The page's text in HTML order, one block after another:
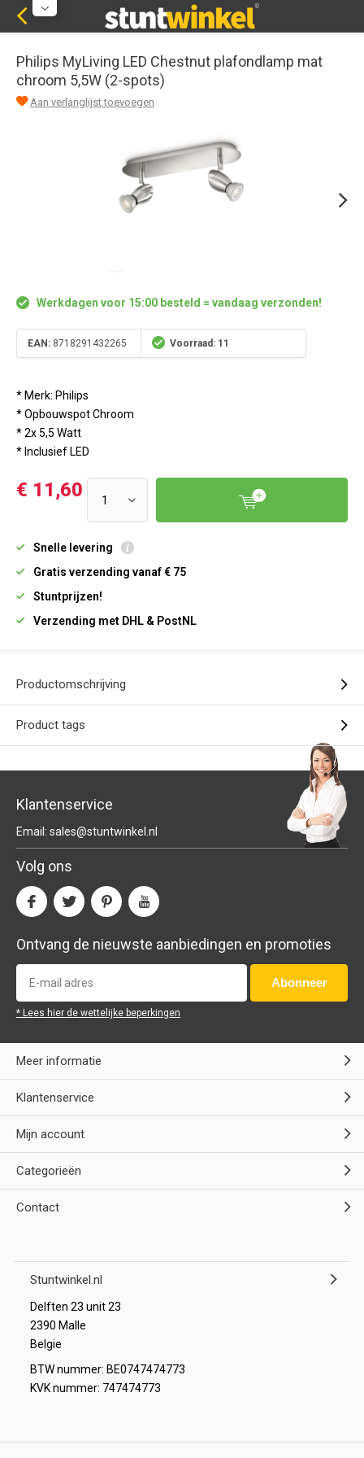
Philips MyLiving LED Chestnut plafondlamp mat
chroom 5,5W (2-spots)
Aan verlanglijst toevoegen
Werkdagen voor 15:00 besteld = vandaag verzonden!
EAN: 8718291432265 Voorraad: 11
* Merk: Philips
* Opbouwspot Chroom
* 2x 5,5 Watt
* Inclusief LED
€ 11,60
Snelle levering
Gratis verzending vanaf € 75
Stuntprijzen!
Verzending met DHL & PostNL
Productomschrijving
Product tags
Klantenservice
Email: sales@stuntwinkel.nl
Volg ons
Ontvang de nieuwste aanbiedingen en promoties
Abonneer
* Lees hier de wettelijke beperkingen
Meer informatie
Klantenservice
Mijn account
Categorieën
Contact
Stuntwinkel.nl
Delften 23 unit 23
2390 Malle
Belgie
BTW nummer: BE0747474773
KVK nummer: 747474773